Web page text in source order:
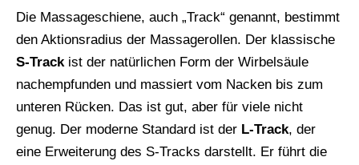
Die Massageschiene, auch „Track“ genannt, bestimmt
den Aktionsradius der Massagerollen. Der klassische
S-Trackist der natürlichen Form der Wirbelsäule
nachempfunden und massiert vom Nacken bis zum
unteren Rücken. Das ist gut, aber für viele nicht
genug. Der moderne Standard ist der L-Track, der
eine Erweiterung des S-Tracks darstellt. Er führt die